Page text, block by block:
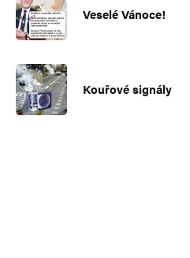
Veselé Vánoce!
Kouřové signály